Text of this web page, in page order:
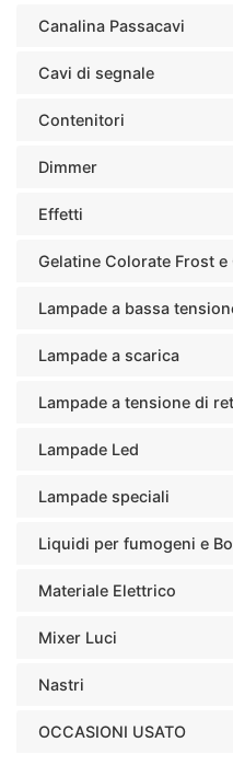
Canalina Passacavi
Cavi di segnale
Contenitori
Dimmer
Effetti
Gelatine Colorate Frost
Lampade a bassa
Lampade a scarica
Lampade a tensione di
Lampade Led
Lampade speciali
Liquidi per fumogeni e
Materiale Elettrico
Mixer Luci
Nastri
OCCASIONI USATO